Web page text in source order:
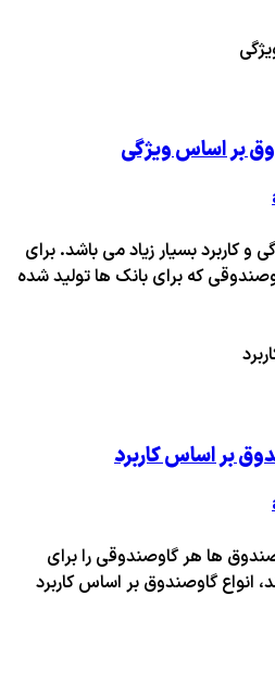
بر اساس ویژگی
و کاربرد بسیار زیاد می باشد. برای
که برای بانک ها تولید شده
بر اساس کاربرد
ها هر گاوصندوقی را برای
انواع گاوصندوق بر اساس کاربرد